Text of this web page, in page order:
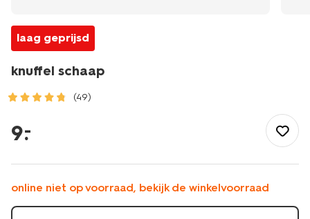
laag geprijsd
knuffel schaap
(49)
hobby/knuffels/knuffel-
schaap-
9.
–
online niet op voorraad, bekijk de winkelvoorraad